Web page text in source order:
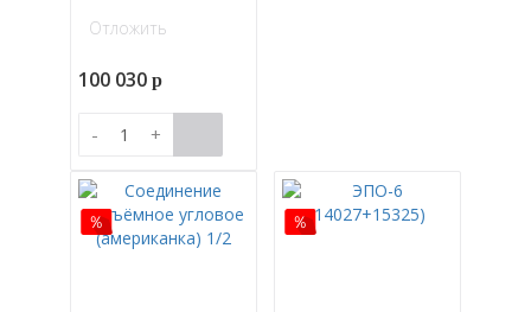
Отложить
100 030p
- +